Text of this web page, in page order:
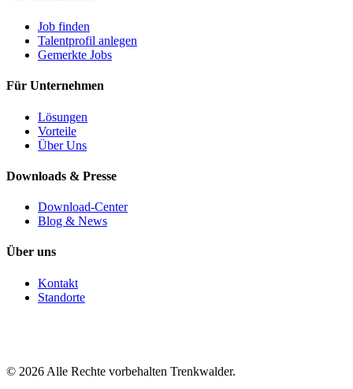
Job finden
Talentprofil anlegen
Gemerkte Jobs
Für Unternehmen
Lösungen
Vorteile
Über Uns
Downloads & Presse
Download-Center
Blog & News
Über uns
Kontakt
Standorte
© 2026 Alle Rechte vorbehalten Trenkwalder.